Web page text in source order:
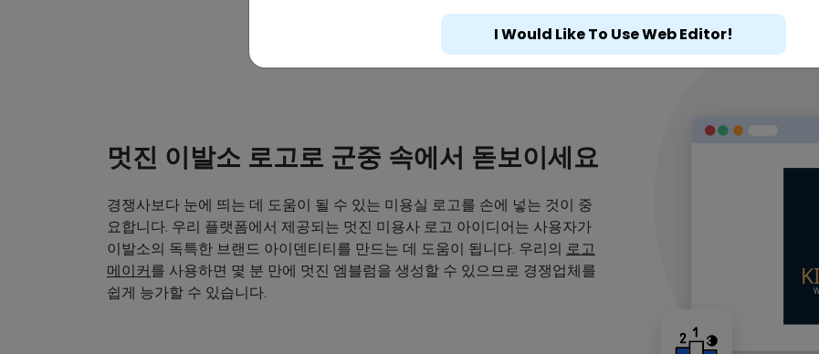
멋진 이발소 로고로 군중 속에서 돋보이세요
경쟁사보다 눈에 띄는 데 도움이 될 수 있는 미용실 로고를 손에 넣는 것이 중
요합니다. 우리 플랫폼에서 제공되는 멋진 미용사 로고 아이디어는 사용자가
이발소의 독특한 브랜드 아이덴티티를 만드는 데 도움이 됩니다. 우리의 로고
메이커 를 사용하면 몇 분 만에 멋진 엠블럼을 생성할 수 있으므로 경쟁업체를
쉽게 능가할 수 있습니다.
I Would Like To Use Web Editor!